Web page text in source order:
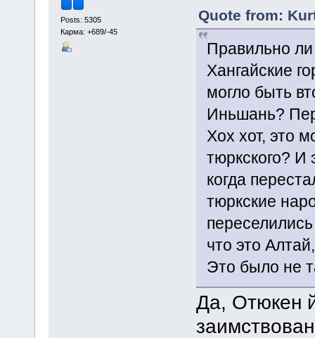
Posts: 5305
Карма: +689/-45
Quote from:
Правильно
Хангайские
могло быть
Иньшань?
Хох хот, это
тюркского? И
когда
тюркские
что это
Это было не
Да, Отюкен